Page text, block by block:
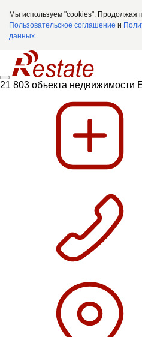
Мы используем "cookies". Продолжая
Пользовательское соглашение и
данных.
21 803 объекта недвижимости